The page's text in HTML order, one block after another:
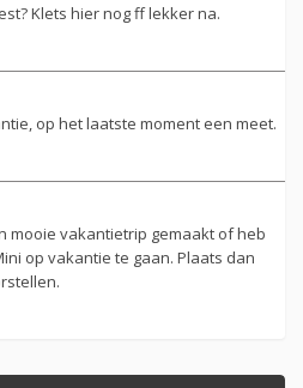
Klets hier nog ff lekker na.
op het laatste moment een meet.
mooie vakantietrip gemaakt of heb
op vakantie te gaan. Plaats dan